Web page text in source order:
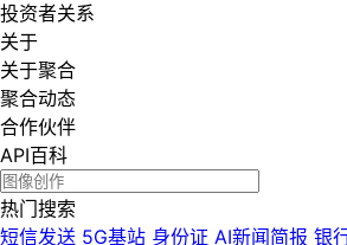
投资者关系
关于
关于聚合
聚合动态
合作伙伴
API百科
热门搜索
短信发送 5G基站 身份证 AI新闻简报 银